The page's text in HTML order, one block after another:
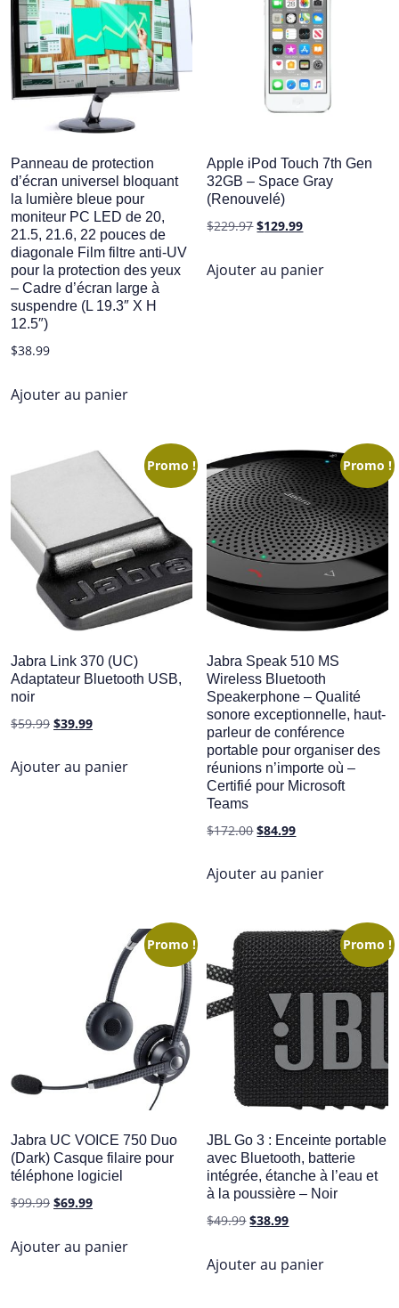
Panneau de protection
d’écran universel bloquant
la lumière bleue pour
moniteur PC LED de 20,
21.5, 21.6, 22 pouces de
diagonale Film filtre anti-UV
pour la protection des yeux
– Cadre d’écran large à
suspendre (L 19.3″ X H
12.5″)
$38.99
Ajouter au panier
Apple iPod Touch 7th Gen
32GB – Space Gray
(Renouvelé)
$229.97Le
initial
$129.99Le
actuel
Ajouter au panier
Promo !
Jabra Link 370 (UC)
Adaptateur Bluetooth USB,
noir
$59.99 Le
initial
$39.99Le
actuel
Ajouter au panier
Promo !
Jabra Speak 510 MS
Wireless Bluetooth
Speakerphone – Qualité
sonore exceptionnelle, haut-
parleur de conférence
portable pour organiser des
réunions n’importe où –
Certifié pour Microsoft
Teams
$172.00Le
initial
$84.99Le
actuel
Ajouter au panier
Promo !
Jabra UC VOICE 750 Duo
(Dark) Casque filaire pour
téléphone logiciel
$99.99 Le
initial
$69.99Le
actuel
Ajouter au panier
Promo !
JBL Go 3 : Enceinte portable
avec Bluetooth, batterie
intégrée, étanche à l’eau et
à la poussière – Noir
$49.99Le
initial
$38.99Le
actuel
Ajouter au panier